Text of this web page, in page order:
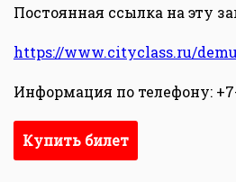
Постоянная ссылка на эту
https://www.cityclass.ru/
Информация по телефону: +7-
Купить билет